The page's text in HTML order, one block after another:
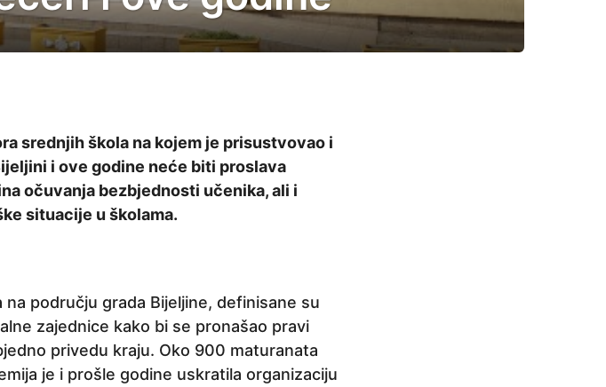
srednjih škola na kojem je prisustvovao i
i ove godine neće biti proslava
očuvanja bezbjednosti učenika, ali i
situacije u školama.
području grada Bijeljine, definisane su
zajednice kako bi se pronašao pravi
privedu kraju. Oko 900 maturanata
je i prošle godine uskratila organizaciju